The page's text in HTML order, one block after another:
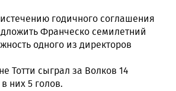
годичного соглашения
Франческо семилетний
одного из директоров
Тотти сыграл за Волков 14
них 5 голов.